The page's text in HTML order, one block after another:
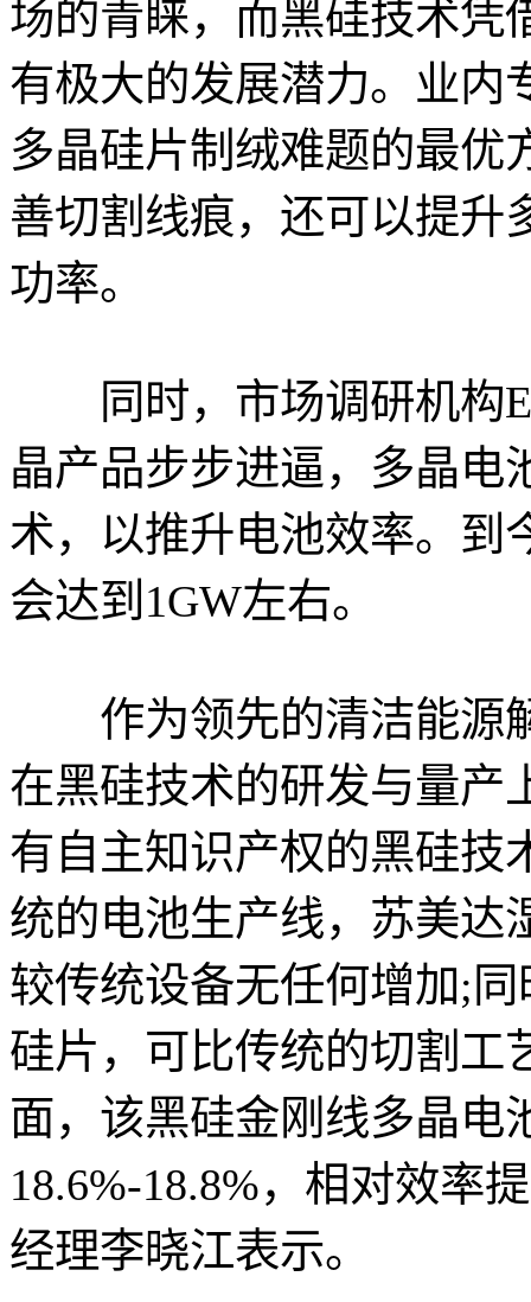
场的青睐，而黑硅技术凭
有极大的发展潜力。业内
多晶硅片制绒难题的最优
善切割线痕，还可以提升
功率。
同时，市场调研机构
晶产品步步进逼，多晶电
术，以推升电池效率。到
会达到1GW左右。
作为领先的清洁能源
在黑硅技术的研发与量产
有自主知识产权的黑硅技
统的电池生产线，苏美达
较传统设备无任何增加;
硅片，可比传统的切割工
面，该黑硅金刚线多晶电
18.6%-18.8%，相对效率
经理李晓江表示。